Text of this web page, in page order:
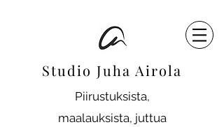
Studio Juha Airola
Piirustuksista,
maalauksista, juttua